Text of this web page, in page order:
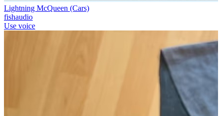
Lightning McQueen (Cars)
fishaudio
Use voice